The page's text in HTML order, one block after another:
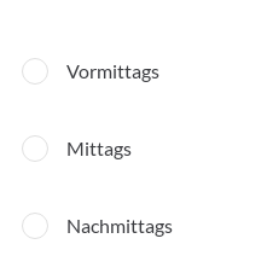
Vormittags
Mittags
Nachmittags